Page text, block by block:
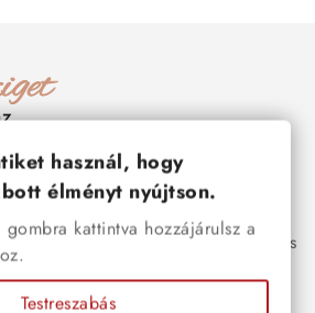
minőségű, stílusos és tartós
fém ékszer közül, amelyek
legnépszerűbb darabok is:
,karikagyűrűk,fülbevalók
és
egyaránt. Webáruházunkban a
mégis időtálló ékszerek közül
használ, hogy
élményt nyújtson.
kattintva hozzájárulsz a
Testreszabás